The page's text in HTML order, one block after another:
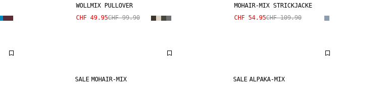
WOLLMIX PULLOVER
CHF 49.95CHF 99.90
MOHAIR-MIX STRICKJACKE
CHF 54.95CHF 109.90
SALE MOHAIR-MIX SALE ALPAKA-MIX